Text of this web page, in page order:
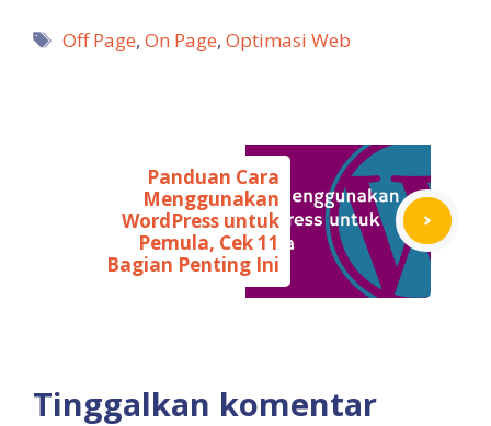
Tag
Off Page,On Page,Optimasi Web
Panduan Cara
Menggunakan
WordPress untuk
Pemula, Cek 11
Bagian Penting Ini
Tinggalkan komentar